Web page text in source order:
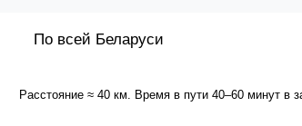
По всей Беларуси
Расстояние ≈ 40 км. Время в пути 40–60 минут в